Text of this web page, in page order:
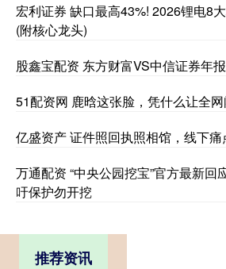
宏利证券 缺口最高43%! 2026锂电8
(附核心龙头)
股鑫宝配资 东方财富VS中信证券年
51配资网 鹿晗这张脸，凭什么让全网
亿盛资产 证件照回执照相馆，线下
万通配资 “中央公园挖宝”官方最新回
吁保护勿开挖
推荐资讯